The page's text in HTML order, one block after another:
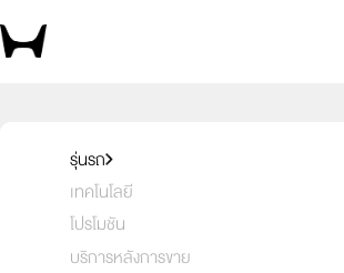
รุ่นรถ
เทคโนโลยี
โปรโมชัน
บริการหลังการขาย
สัมผัสความสปอร์ต ด้วย